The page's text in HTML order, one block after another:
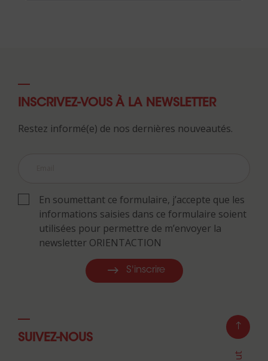
INSCRIVEZ-VOUS À LA NEWSLETTER
Restez informé(e) de nos dernières nouveautés.
En soumettant ce formulaire, j’accepte que les
informations saisies dans ce formulaire soient
utilisées pour permettre de m’envoyer la
newsletter ORIENTACTION
S'inscrire
SUIVEZ-NOUS